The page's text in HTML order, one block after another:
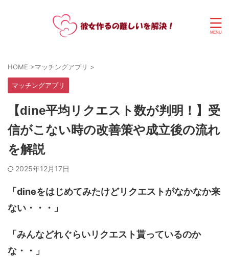
HOME >マッチングアプリ >
マッチングアプリ
【dine平均リクエスト数が判明！】受
信がこない時の改善策や成立後の流れ
を解説
2025年12月17日
「dineをはじめてみたけどリクエストがなかなか来
ない・・・」
「みんなどれぐらいリクエスト貰っているのか
な・・」